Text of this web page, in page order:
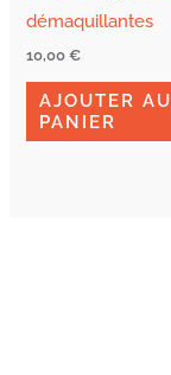
démaquillantes
10,00€
AJOUTER AU
PANIER